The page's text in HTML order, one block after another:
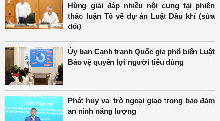
Hùng giải đáp nhiều nội dung tại phiên
thảo luận Tổ về dự án Luật Dầu khí (sửa
đổi)
Ủy ban Cạnh tranh Quốc gia phổ biến Luật
Bảo vệ quyền lợi người tiêu dùng
Phát huy vai trò ngoại giao trong bảo đảm
an ninh năng lượng